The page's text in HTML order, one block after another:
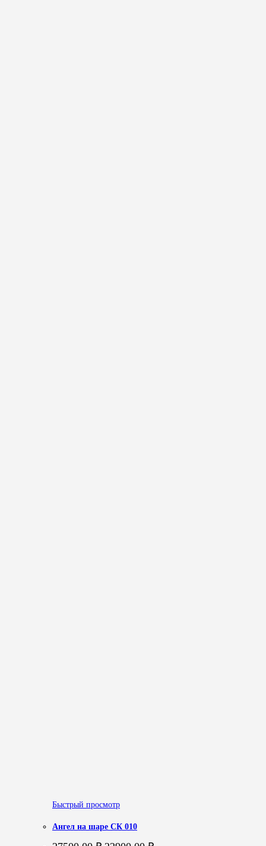
Быстрый просмотр
Ангел на шаре СК 010